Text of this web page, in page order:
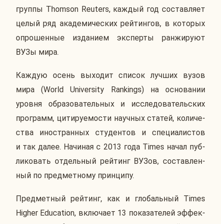
группы Thomson Reuters, каждый год со­став­ля­ет
целый ряд ака­де­ми­че­ских рей­тин­гов, в ко­то­рых
опро­шен­ные из­да­ни­ем экс­пер­ты ран­жи­ру­ют
ВУЗы мира.
Каждую осень вы­хо­дит список лучших вузов
мира (World University Rankings) на ос­но­ва­нии
уровня об­ра­зо­ва­тель­ных и ис­сле­до­ва­тель­ских
про­грамм, ци­ти­ру­е­мо­сти на­уч­ных статей, ко­ли­че­
ства ино­стран­ных сту­ден­тов и спе­ци­а­ли­стов
и так далее. На­чи­ная с 2013 года Times начал пуб­
ли­ко­вать от­дель­ный рей­тинг ВУЗов, со­став­лен­
ный по пред­мет­но­му прин­ци­пу.
Пред­мет­ный рей­тинг, как и гло­баль­ный Times
Higher Education, вклю­ча­ет 13 по­ка­за­те­лей эф­фек­